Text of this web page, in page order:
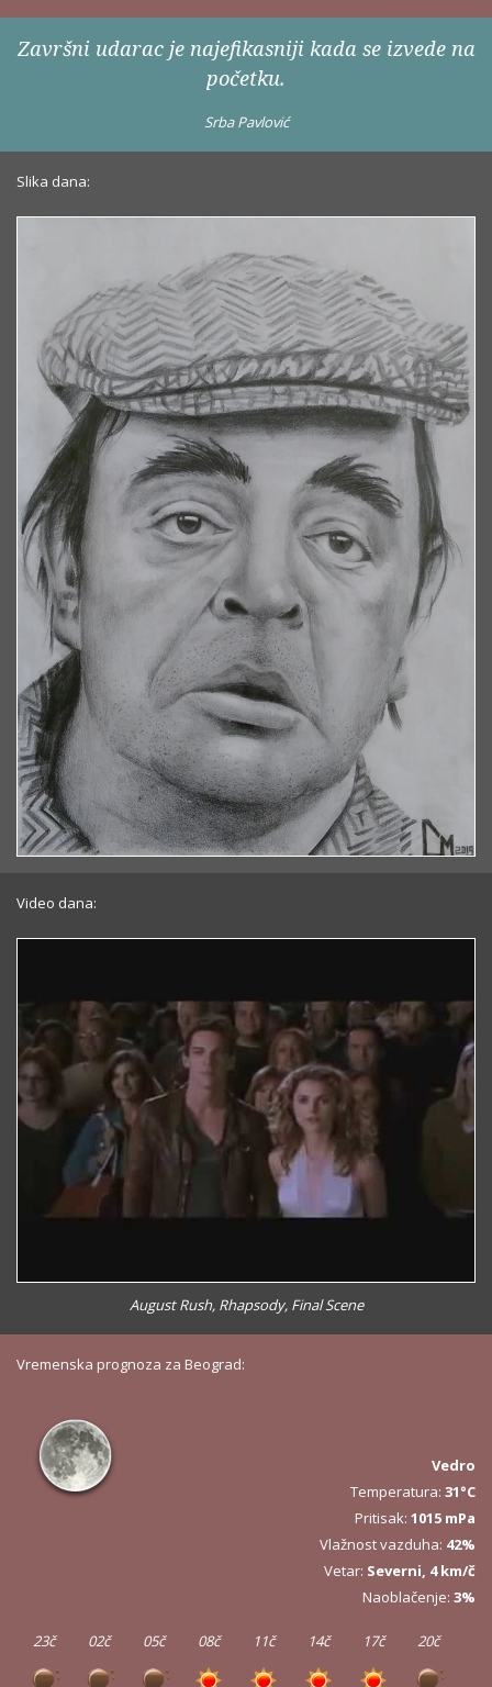
Završni udarac je najefikasniji kada se izvede na
početku.
Srba Pavlović
Slika dana:
Video dana:
August Rush, Rhapsody, Final Scene
Vremenska prognoza za Beograd:
Vedro
Temperatura: 31°C
Pritisak: 1015 mPa
Vlažnost vazduha: 42%
Vetar: Severni, 4 km/č
Naoblačenje: 3%
23č 02č 05č 08č 11č 14č 17č 20č